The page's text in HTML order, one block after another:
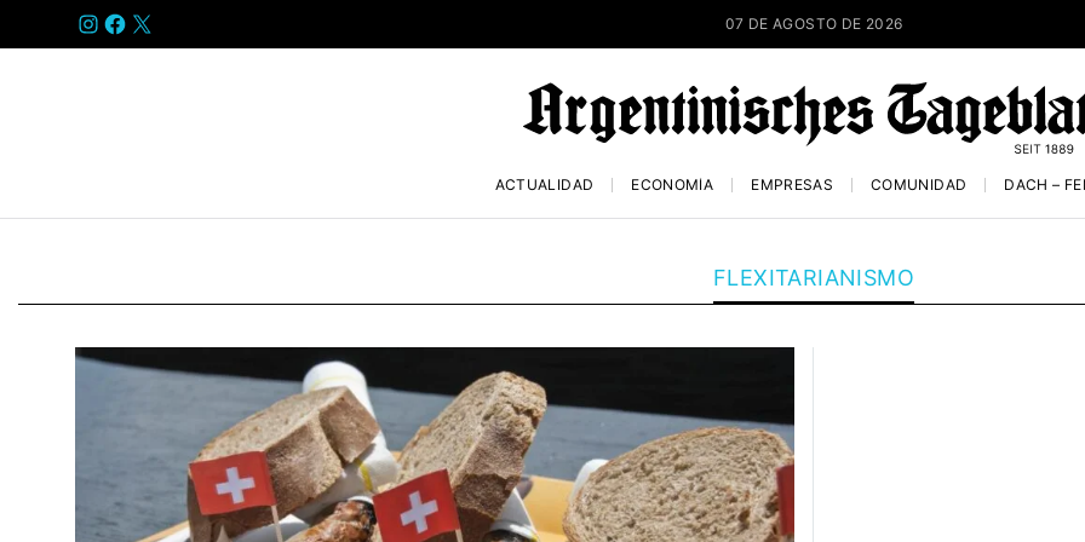
INSTAGRAM
FACEBOOK
X 07 DE AGOSTO DE 2026
ACTUALIDAD ECONOMÍA EMPRESAS COMUNIDAD DACH –
FLEXITARIANISMO